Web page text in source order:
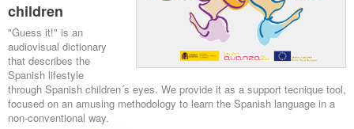
children
"Guess it!" is an
audiovisual dictionary
that describes the
Spanish lifestyle
through Spanish children´s eyes. We provide it as a support tecnique tool,
focused on an amusing methodology to learn the Spanish language in a
non-conventional way.